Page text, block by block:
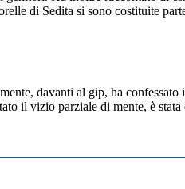
di Sedita si sono costituite
davanti al gip, ha confessato
il vizio parziale di mente, è